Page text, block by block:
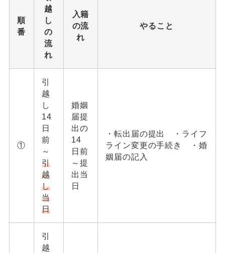
順
番
越
し
の
流
れ
入籍
の流
れ
やること
①
引
越
し
14
日
前
～
引
越
し
当
日
婚姻
届提
出の
14
日前
～提
出当
日
・転出届の提出 ・ライフ
ライン変更の手続き ・婚
姻届の記入
引
越